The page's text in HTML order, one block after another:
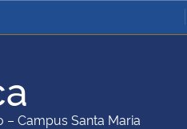
Justiça e
Ministério da
Educação
Campus Santa Maria